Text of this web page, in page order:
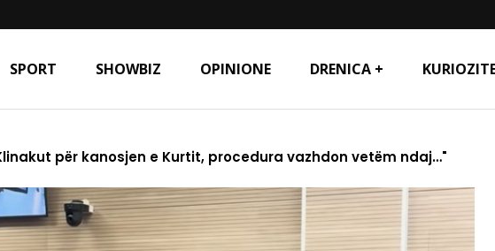
SPORT SHOWBIZ OPINIONE DRENICA +
për kanosjen e Kurtit, procedura vazhdon vetëm ndaj…"